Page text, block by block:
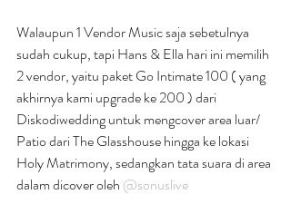
Walaupun 1 Vendor Music saja sebetulnya
sudah cukup, tapi Hans & Ella hari ini memilih
2 vendor, yaitu paket Go Intimate 100 ( yang
akhirnya kami upgrade ke 200 ) dari
Diskodiwedding untuk mengcover area luar/
Patio dari The Glasshouse hingga ke lokasi
Holy Matrimony, sedangkan tata suara di area
dalam dicover oleh @sonuslive